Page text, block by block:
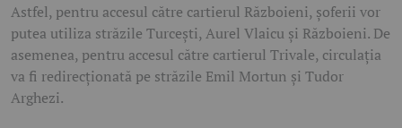
Astfel, pentru accesul către cartierul Războieni, șoferii vor
putea utiliza străzile Turcești, Aurel Vlaicu și Războieni. De
asemenea, pentru accesul către cartierul Trivale, circulația
va fi redirecționată pe străzile Emil Mortun și Tudor
Arghezi.